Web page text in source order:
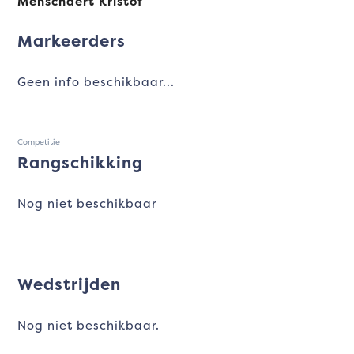
Markeerders
Geen info beschikbaar...
Rangschikking
Competitie
Nog niet beschikbaar
Wedstrijden
Nog niet beschikbaar.